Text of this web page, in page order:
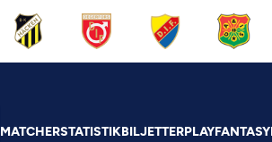
MATCHERSTATISTIKBILJETTERPLAYFANTASY